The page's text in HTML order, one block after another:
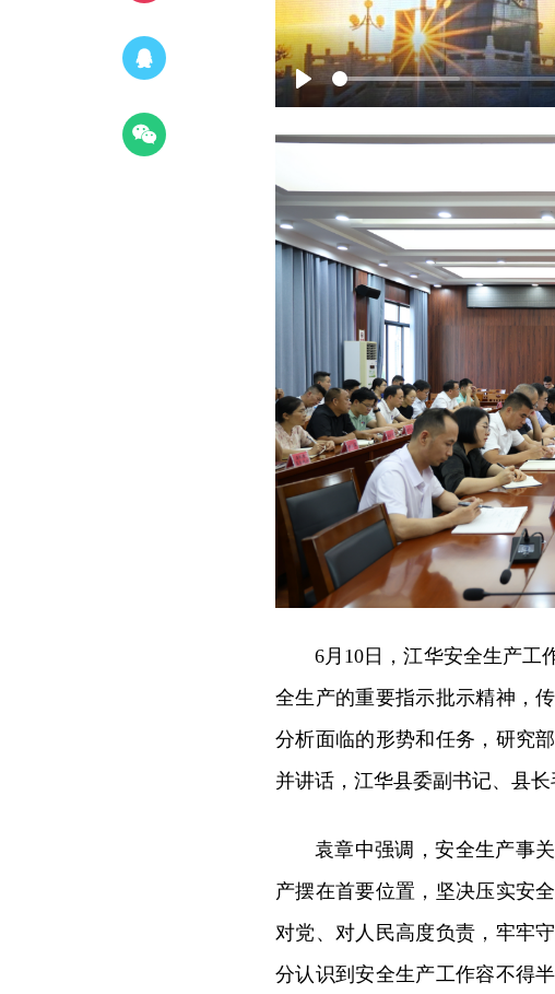
Play
6月10日，江华安全生产工
全生产的重要指示批示精神，
分析面临的形势和任务，研究
并讲话，江华县委副书记、县
袁章中强调，安全生产事
产摆在首要位置，坚决压实安
对党、对人民高度负责，牢牢
分认识到安全生产工作容不得